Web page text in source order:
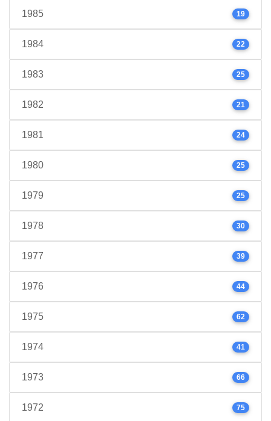
1985 19
1984 22
1983 25
1982 21
1981 24
1980 25
1979 25
1978 30
1977 39
1976 44
1975 62
1974 41
1973 66
1972 75